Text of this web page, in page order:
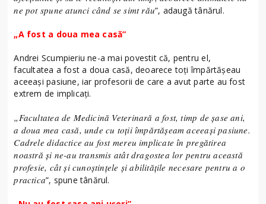
ne pot spune atunci când se simt rău”, adaugă tânărul.
„A fost a doua mea casă”
Andrei Scumpieriu ne-a mai povestit că, pentru el,
facultatea a fost a doua casă, deoarece toți împărtășeau
aceeași pasiune, iar profesorii de care a avut parte au fost
extrem de implicați.
„Facultatea de Medicină Veterinară a fost, timp de șase ani,
a doua mea casă, unde cu toții împărtășeam aceeași pasiune.
Cadrele didactice au fost mereu implicate în pregătirea
noastră și ne-au transmis atât dragostea lor pentru această
profesie, cât și cunoștințele și abilitățile necesare pentru a o
practica”, spune tânărul.